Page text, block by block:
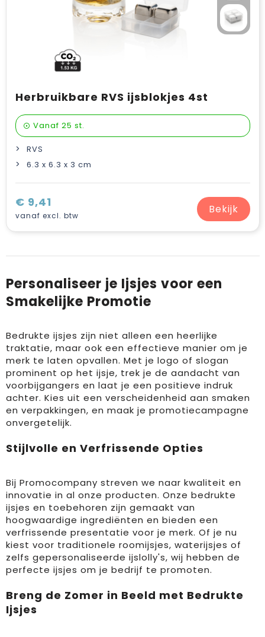
Herbruikbare RVS ijsblokjes 4st
Vanaf 25 st.
RVS
6.3 x 6.3 x 3 cm
€ 9,41
vanaf excl. btw Bekijk
Personaliseer je Ijsjes voor een
Smakelijke Promotie
Bedrukte ijsjes zijn niet alleen een heerlijke
traktatie, maar ook een effectieve manier om je
merk te laten opvallen. Met je logo of slogan
prominent op het ijsje, trek je de aandacht van
voorbijgangers en laat je een positieve indruk
achter. Kies uit een verscheidenheid aan smaken
en verpakkingen, en maak je promotiecampagne
onvergetelijk.
Stijlvolle en Verfrissende Opties
Bij Promocompany streven we naar kwaliteit en
innovatie in al onze producten. Onze bedrukte
ijsjes en toebehoren zijn gemaakt van
hoogwaardige ingrediënten en bieden een
verfrissende presentatie voor je merk. Of je nu
kiest voor traditionele roomijsjes, waterijsjes of
zelfs gepersonaliseerde ijslolly's, wij hebben de
perfecte ijsjes om je bedrijf te promoten.
Breng de Zomer in Beeld met Bedrukte
Ijsjes